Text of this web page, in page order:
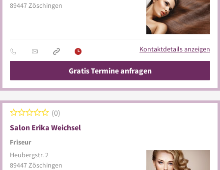
89447Zöschingen
Kontaktdetails anzeigen
Gratis Termine anfragen
Salon Erika Weichsel
Friseur
0
Heubergstr. 2
89447Zöschingen